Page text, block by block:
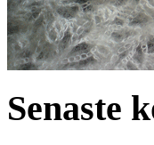
Senaste